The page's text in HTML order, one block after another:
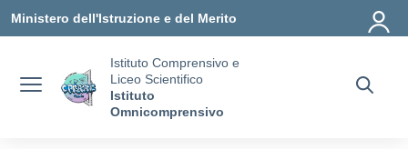
Ministero dell'Istruzione e del Merito
Istituto Comprensivo e
Liceo Scientifico
Istituto
Omnicomprensivo